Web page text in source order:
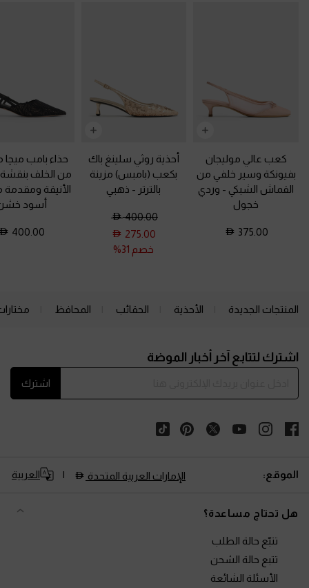
كعب عالي موليجان
بفيونكة وسير خلفي من
القماش الشبكي - وردي
خجول
375.00
أحذية روثي سلينغ باك
بكعب (بامبس) مزينة
بالترتر - ذهبي
400.00
275.00
خصم 31%
حذاء بامب
من الخلف بنقشة
الأنيقة ومقدمة
أسود
400.00
المنتجات الجديدة الأحذية الحقائب المحافظ
اشترك لتتابع آخر أخبار الموضة
اشترك
الموقع: الإمارات العربية المتحدة العربية
هل تحتاج مساعدة؟
تتبّع حالة الطلب
تتبع حالة الشحن
الأسئلة الشائعة